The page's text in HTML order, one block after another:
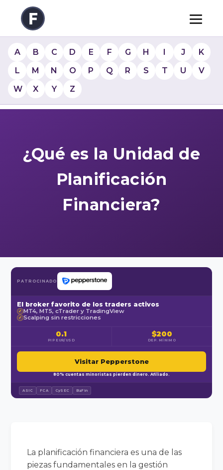
A B C D E F G H I J
K
L
M N O P Q R S T U
V
W
X Y Z
¿Qué es la Unidad de
Planificación
Financiera?
PATROCINADO
El broker favorito de los traders activos
✓ MT4, MT5, cTrader y TradingView
✓ Scalping sin restricciones
0.1
PIP EUR/USD
$200
DEP. MÍNIMO
Visitar Pepperstone
80% cuentas minoristas pierden dinero. Afiliado.
ASIC FCA CySEC BaFin
La planificación financiera es una de las
piezas fundamentales en la gestión